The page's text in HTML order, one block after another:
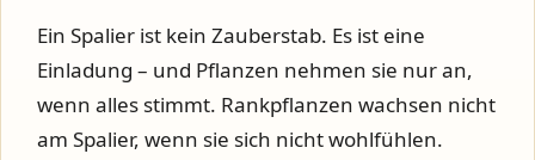
Ein Spalier ist kein Zauberstab. Es ist eine
Einladung – und Pflanzen nehmen sie nur an,
wenn alles stimmt. Rankpflanzen wachsen nicht
am Spalier, wenn sie sich nicht wohlfühlen.